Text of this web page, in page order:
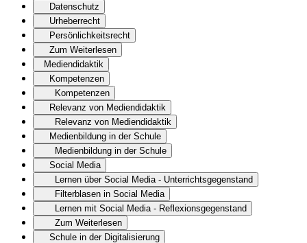
Datenschutz
Urheberrecht
Persönlichkeitsrecht
Zum Weiterlesen
Mediendidaktik
Kompetenzen
Kompetenzen
Relevanz von Mediendidaktik
Relevanz von Mediendidaktik
Medienbildung in der Schule
Medienbildung in der Schule
Social Media
Lernen über Social Media - Unterrichtsgegenstand
Filterblasen in Social Media
Lernen mit Social Media - Reflexionsgegenstand
Zum Weiterlesen
Schule in der Digitalisierung